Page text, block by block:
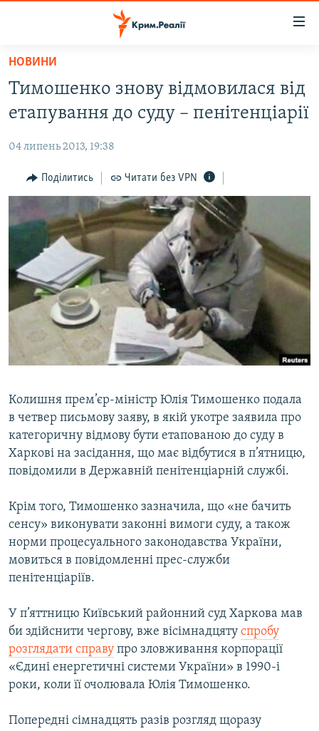
Перейти
основного
матеріалу
Перейти
до
навігації
Перейти
ВІДЕО ТА ФОТО
ПОЛІТИКА
БЛОГИ
ПОГЛЯД
ІНТЕРВ'Ю
ВСЕ ЗА ДЕНЬ
СПЕЦПРОЕКТИ
ДЕПОРТАЦІЯ
ВІДЕОУРОКИ «ELIFBE»
СВІДЧЕННЯ ОКУПАЦІЇ
ІНФОГРАФІКА
ЯК ОБІЙТИ БЛОКУВАННЯ
Русский
Qırımtatar
Усі сайти RFE/RL
НОВИНИ
Тимошенко знову відмовилася від
етапування до суду – пенітенціарії
04 липень 2013, 19:38
Поділитись Читати без VPN
Колишня прем’єр-міністр Юлія Тимошенко подала
в четвер письмову заяву, в якій укотре заявила про
категоричну відмову бути етапованою до суду в
Харкові на засідання, що має відбутися в п’ятницю,
повідомили в Державній пенітенціарній службі.
Крім того, Тимошенко зазначила, що «не бачить
сенсу» виконувати законні вимоги суду, а також
норми процесуального законодавства України,
мовиться в повідомленні прес-служби
пенітенціаріїв.
У п’яттницю Київський районний суд Харкова мав
би здійснити чергову, вже вісімнадцяту спробу
розглядати справу про зловживання корпорації
«Єдині енергетичні системи України» в 1990-і
роки, коли її очолювала Юлія Тимошенко.
Попередні сімнадцять разів розгляд щоразу